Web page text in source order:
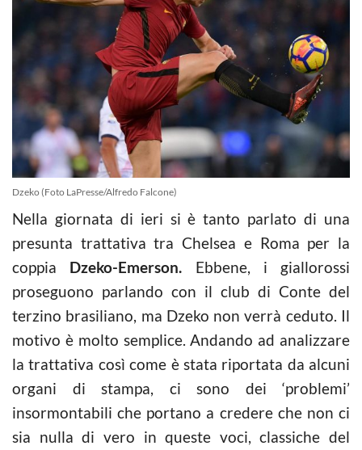
Dzeko (Foto LaPresse/Alfredo Falcone)
Nella giornata di ieri si è tanto parlato di una
presunta trattativa tra Chelsea e Roma per la
coppia Dzeko-Emerson. Ebbene, i giallorossi
proseguono parlando con il club di Conte del
terzino brasiliano, ma Dzeko non verrà ceduto. Il
motivo è molto semplice. Andando ad analizzare
la trattativa così come è stata riportata da alcuni
organi di stampa, ci sono dei ‘problemi’
insormontabili che portano a credere che non ci
sia nulla di vero in queste voci, classiche del